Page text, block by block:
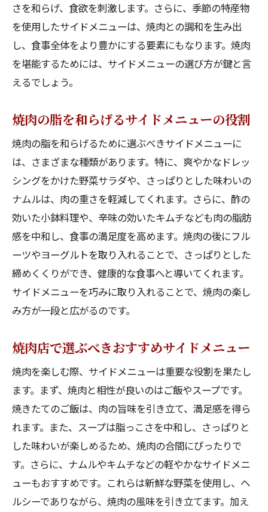
ヘルシーに焼肉を楽しむためのサラダレシ
ピ
サイドサラダで焼肉の味わいをアップ
焼肉とサラダで栄養バランスを整える
ナムルの基本的な作り方と焼肉の相性
焼肉を引き立てる特製ナムルのレシピ
ナムルと焼肉の絶妙なハーモニー
焼肉に合うナムルの食材選び
特製タレでさらに美味しくするナムル
焼肉ディナーに加えたいナムルのバリエー
ション
季節限定サイドメニューで焼肉に新しい風を
旬の食材を使った焼肉サイドメニュー
季節ごとのおすすめ焼肉サイドメニュー
シーズンごとの特製サイドメニューを楽し
焼肉に彩りを添える季節の野菜
季節限定の焼肉サイドメニューで変化を楽
しむ
特製タレが決め手！焼肉を引き立てるサイドデ
ィッシュ
焼肉に相性抜群の特製タレの作り方
タレが主役の焼肉サイドディッシュ
さを和らげ、食欲を刺激します。さらに、季節の特産物
を使用したサイドメニューは、焼肉との調和を生み出
し、食事全体をより豊かにする要素にもなります。焼肉
を堪能するためには、サイドメニューの選び方が鍵と言
えるでしょう。
焼肉の脂を和らげるサイドメニューの役割
焼肉の脂を和らげるために選ぶべきサイドメニューに
は、さまざまな種類があります。特に、爽やかなドレッ
シングをかけた野菜サラダや、さっぱりとした味わいの
ナムルは、肉の重さを軽減してくれます。さらに、酢の
効いた小鉢料理や、辛味の効いたキムチなども肉の脂肪
感を中和し、食事の満足度を高めます。焼肉の後にフル
ーツやヨーグルトを取り入れることで、さっぱりとした
締めくくりができ、健康的な食事へと導いてくれます。
サイドメニューを巧みに取り入れることで、焼肉の楽し
み方が一段と広がるのです。
焼肉店で選ぶべきおすすめサイドメニュー
焼肉を楽しむ際、サイドメニューは重要な役割を果たし
ます。まず、焼肉と相性が良いのはご飯やスープです。
焼きたてのご飯は、肉の旨味を引き立て、満足感を得ら
れます。また、スープは脂っこさを中和し、さっぱりと
した味わいが楽しめるため、焼肉の合間にぴったりで
す。さらに、ナムルやキムチなどの軽やかなサイドメニ
ューもおすすめです。これらは新鮮な野菜を使用し、ヘ
ルシーでありながら、焼肉の風味を引き立てます。加え